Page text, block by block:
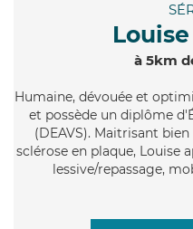
Louise
à 5km
Humaine, dévouée et
et possède un diplôme
(DEAVS). Maitrisant
sclérose en plaque, Louise
lessive/repassage,